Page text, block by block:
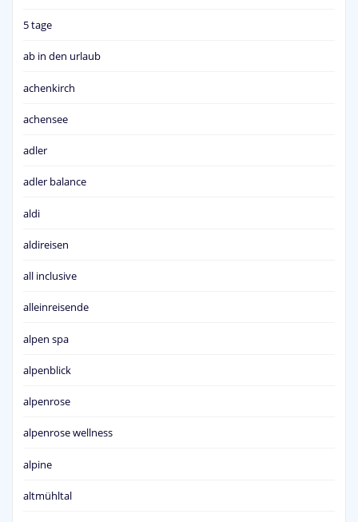
5 tage
ab in den urlaub
achenkirch
achensee
adler
adler balance
aldi
aldireisen
all inclusive
alleinreisende
alpen spa
alpenblick
alpenrose
alpenrose wellness
alpine
altmühltal